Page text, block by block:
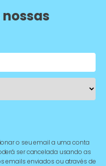
o seu email a uma conta
ser cancelada usando as
emails enviados ou através de